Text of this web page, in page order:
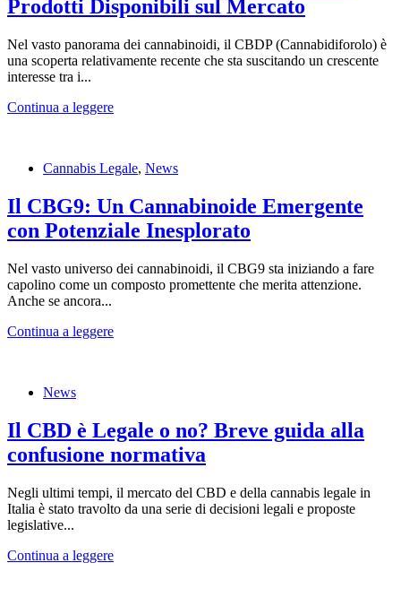
Prodotti Disponibili sul Mercato
Nel vasto panorama dei cannabinoidi, il CBDP (Cannabidiforolo) è
una scoperta relativamente recente che sta suscitando un crescente
interesse tra i...
Continua a leggere
Cannabis Legale, News
Il CBG9: Un Cannabinoide Emergente
con Potenziale Inesplorato
Nel vasto universo dei cannabinoidi, il CBG9 sta iniziando a fare
capolino come un composto promettente che merita attenzione.
Anche se ancora...
Continua a leggere
News
Il CBD è Legale o no? Breve guida alla
confusione normativa
Negli ultimi tempi, il mercato del CBD e della cannabis legale in
Italia è stato travolto da una serie di decisioni legali e proposte
legislative...
Continua a leggere